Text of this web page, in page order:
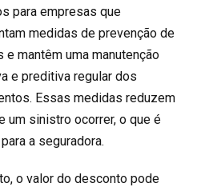
para empresas que
medidas de prevenção de
e mantêm uma manutenção
e preditiva regular dos
Essas medidas reduzem
um sinistro ocorrer, o que é
a seguradora.
o valor do desconto pode